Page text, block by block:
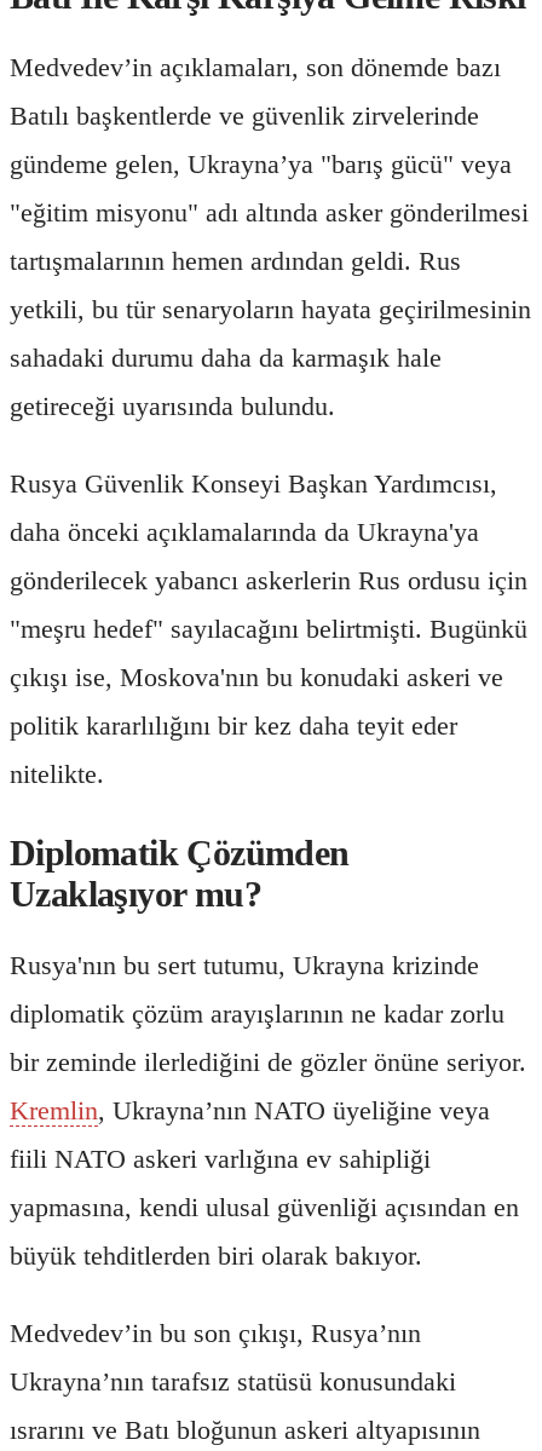
Medvedev’in açıklamaları, son dönemde bazı
Batılı başkentlerde ve güvenlik zirvelerinde
gündeme gelen, Ukrayna’ya "barış gücü" veya
"eğitim misyonu" adı altında asker gönderilmesi
tartışmalarının hemen ardından geldi. Rus
yetkili, bu tür senaryoların hayata geçirilmesinin
sahadaki durumu daha da karmaşık hale
getireceği uyarısında bulundu.
Rusya Güvenlik Konseyi Başkan Yardımcısı,
daha önceki açıklamalarında da Ukrayna'ya
gönderilecek yabancı askerlerin Rus ordusu için
"meşru hedef" sayılacağını belirtmişti. Bugünkü
çıkışı ise, Moskova'nın bu konudaki askeri ve
politik kararlılığını bir kez daha teyit eder
nitelikte.
Diplomatik Çözümden
Uzaklaşıyor mu?
Rusya'nın bu sert tutumu, Ukrayna krizinde
diplomatik çözüm arayışlarının ne kadar zorlu
bir zeminde ilerlediğini de gözler önüne seriyor.
Kremlin, Ukrayna’nın NATO üyeliğine veya
fiili NATO askeri varlığına ev sahipliği
yapmasına, kendi ulusal güvenliği açısından en
büyük tehditlerden biri olarak bakıyor.
Medvedev’in bu son çıkışı, Rusya’nın
Ukrayna’nın tarafsız statüsü konusundaki
ısrarını ve Batı bloğunun askeri altyapısının